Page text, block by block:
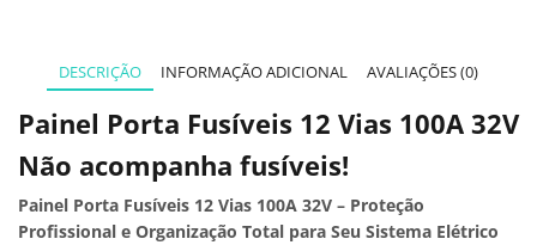
DESCRIÇÃO INFORMAÇÃO ADICIONAL AVALIAÇÕES (0)
Painel Porta Fusíveis 12 Vias 100A 32V
Não acompanha fusíveis!
Painel Porta Fusíveis 12 Vias 100A 32V – Proteção
Profissional e Organização Total para Seu Sistema Elétrico